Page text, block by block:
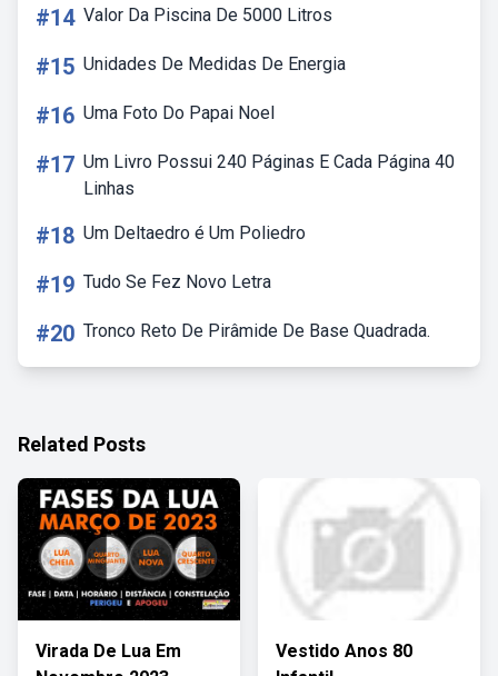
#14 Valor Da Piscina De 5000 Litros
#15 Unidades De Medidas De Energia
#16 Uma Foto Do Papai Noel
#17 Um Livro Possui 240 Páginas E Cada Página 40
Linhas
#18 Um Deltaedro é Um Poliedro
#19 Tudo Se Fez Novo Letra
#20 Tronco Reto De Pirâmide De Base Quadrada.
Related Posts
Virada De Lua Em
Vestido Anos 80